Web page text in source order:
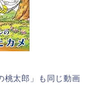
太郎」も同じ動画